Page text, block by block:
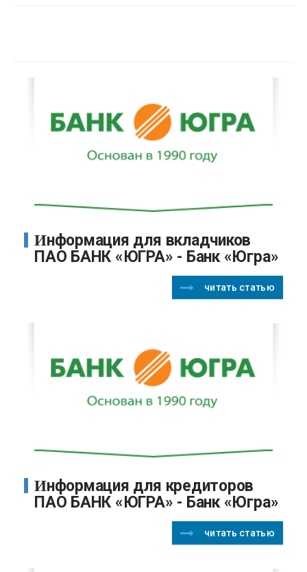
Информация для вкладчиков
ПАО БАНК «ЮГРА» - Банк «Югра»
читать статью
Информация для кредиторов
ПАО БАНК «ЮГРА» - Банк «Югра»
читать статью